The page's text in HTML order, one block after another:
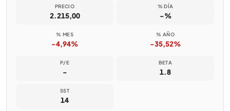
PRECIO
2.215,00
% DÍA
-%
% MES
-4,94%
% AÑO
-35,52%
P/E
-
BETA
1.8
SST
14